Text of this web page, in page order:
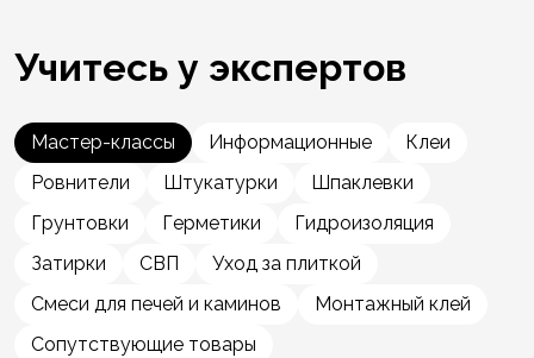
Учитесь у экспертов
Мастер-классы Информационные
Клеи
Ровнители
Штукатурки
Шпаклевки
Грунтовки
Герметики
Гидроизоляция
Затирки
СВП
Уход за плиткой
Смеси для печей и каминов
Монтажный клей
Сопутствующие товары